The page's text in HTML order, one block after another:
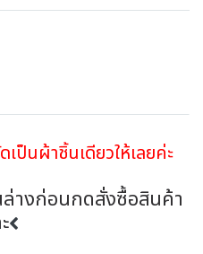
เป็นผ้าชิ้นเดียวให้เลยค่ะ
ล่างก่อนกดสั่งซื้อสินค้า